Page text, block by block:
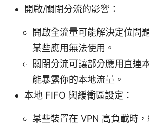
開啟/關閉分流的影響：
開啟全流量可能解決定位問
某些應用無法使用。
關閉分流可讓部分應用直連
能暴露你的本地流量。
本地 FIFO 與緩衝區設定：
某些裝置在 VPN 高負載時